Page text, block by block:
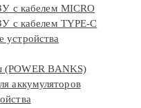
с кабелем MICRO
с кабелем TYPE-C
устройства
(POWER BANKS)
аккумуляторов